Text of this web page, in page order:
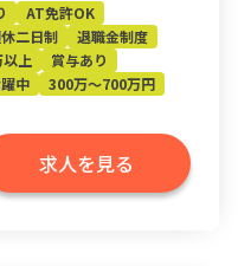
求人を見る
AT免許OK
二日制
退職金制度
上
賞与あり
中 300万～700万円